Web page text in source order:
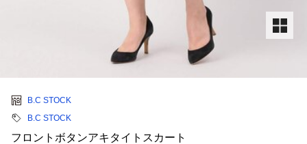
B.C STOCK
B.C STOCK
フロントボタンアキタイトスカート